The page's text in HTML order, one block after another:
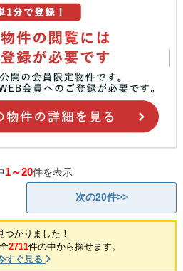
1～20件を表示
次の20件>>
つかりました！
2711件の中から探せます。
すぐ見る